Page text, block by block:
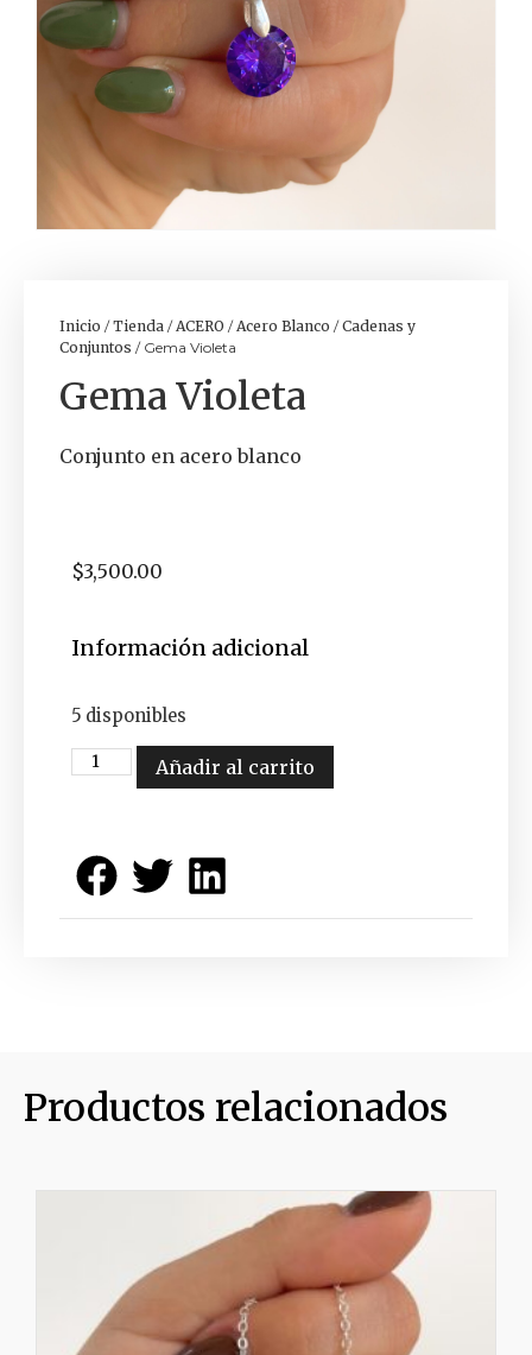
Inicio /Tienda / ACERO / Acero Blanco /Cadenas y
Conjuntos / Gema Violeta
Gema Violeta
Conjunto en acero blanco
$3,500.00
Información adicional
5 disponibles
Añadir al carrito
Productos relacionados